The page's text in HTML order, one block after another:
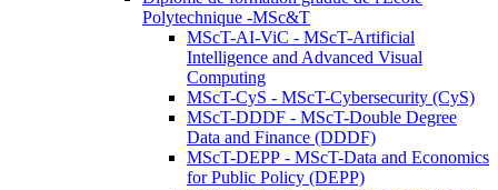
Polytechnique -MSc&T
MScT-AI-ViC - MScT-Artificial
Intelligence and Advanced Visual
Computing
MScT-CyS - MScT-Cybersecurity (CyS)
MScT-DDDF - MScT-Double Degree
Data and Finance (DDDF)
MScT-DEPP - MScT-Data and Economics
for Public Policy (DEPP)